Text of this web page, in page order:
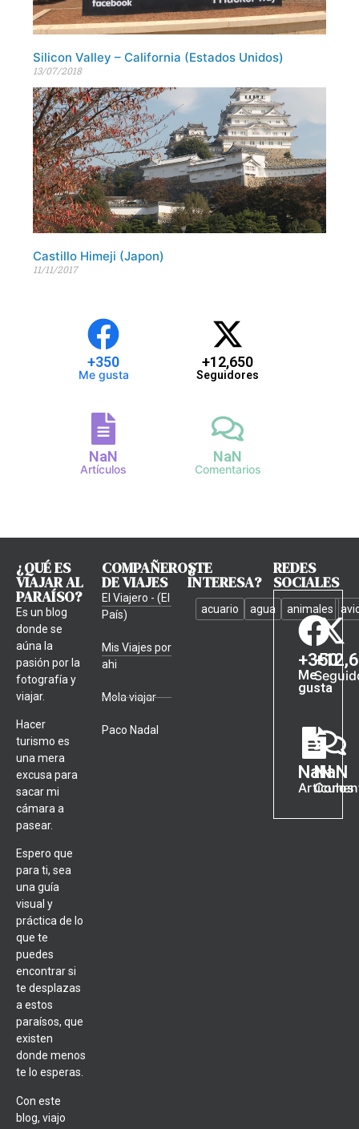
Silicon Valley – California (Estados Unidos)
13/07/2018
Castillo Himeji (Japon)
11/11/2017
+350
Me gusta
+12,650
Seguidores
NaN
Artículos
NaN
Comentarios
¿QUÉ ES
VIAJAR AL
PARAÍSO?
Es un blog
donde se
aúna la
pasión por la
fotografía y
viajar.
Hacer
turismo es
una mera
excusa para
sacar mi
cámara a
pasear.
Espero que
para ti, sea
una guía
visual y
práctica de lo
que te
puedes
encontrar si
te desplazas
a estos
paraísos, que
existen
donde menos
te lo esperas.
Con este
blog, viajo
COMPAÑEROS
DE VIAJES
El Viajero - (El
País)
Mis Viajes por
ahi
Mola viajar
Paco Nadal
¿TE
INTERESA?
acuario agua animales
REDES
SOCIALES
+350
Me
gusta
+
NaN
Artículos
NaN